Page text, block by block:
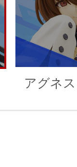
アグネ